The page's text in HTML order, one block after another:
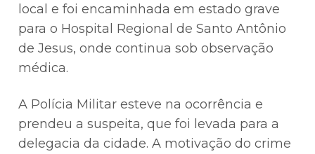
local e foi encaminhada em estado grave
para o Hospital Regional de Santo Antônio
de Jesus, onde continua sob observação
médica.
A Polícia Militar esteve na ocorrência e
prendeu a suspeita, que foi levada para a
delegacia da cidade. A motivação do crime